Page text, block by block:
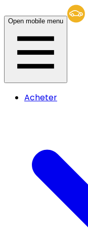
Open mobile menu
Acheter